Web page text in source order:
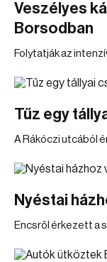
Veszélyes
Borsodban
Folytatják az
Tűz egy
A Rákóczi utcából
Nyéstai
Encsről érkezett a